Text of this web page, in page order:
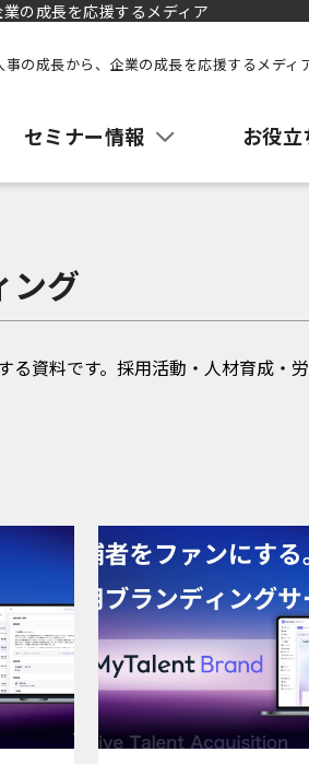
の成長を応援するメディア
事の成長から、企業の成長を応援するメディ
セミナー情報 お役立
ング
る資料です。採用活動・人材育成・